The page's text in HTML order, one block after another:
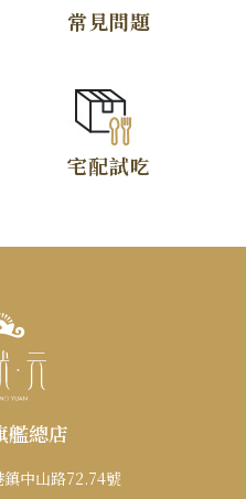
常見問題
宅配試吃
艦總店
鎮中山路72.74號